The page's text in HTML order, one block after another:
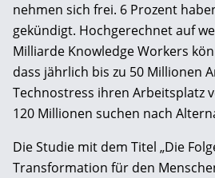
nehmen sich frei. 6 Prozent
gekündigt. Hochgerechnet auf
Milliarde Knowledge Workers
dass jährlich bis zu 50 Millionen
Technostress ihren Arbeitsplatz
120 Millionen suchen nach
Die Studie mit dem Titel „Die
Transformation für den